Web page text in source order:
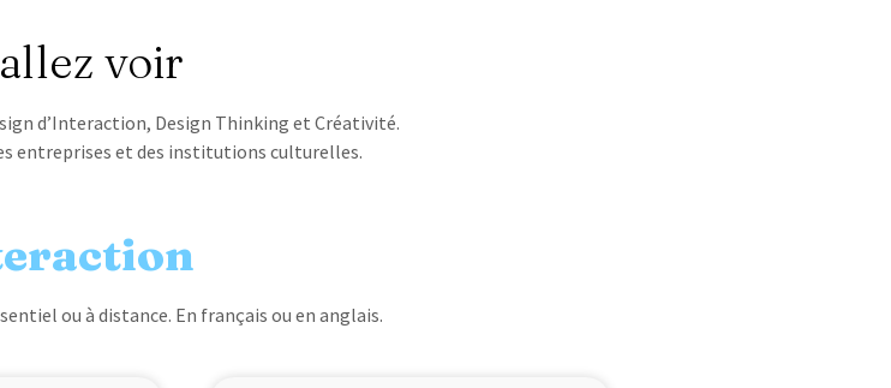
voir
d’Interaction, Design Thinking et Créativité.
entreprises et des institutions culturelles.
ou à distance. En français ou en anglais.